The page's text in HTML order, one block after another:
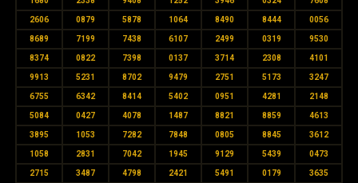
2606 0879 5878 1064 8490 8444 0056
8689 7199 7438 6107 2499 0319 9530
8374 0822 7398 0137 3714 2308 4101
9913 5231 8702 9479 2751 5173 3247
6755 6342 8414 5402 0951 4281 2148
5084 0427 4078 1487 8821 8859 4613
3895 1053 7282 7848 0805 8845 3612
1058 2831 7042 1945 9129 5439 0473
2715 3487 4798 2421 5491 0179 3635